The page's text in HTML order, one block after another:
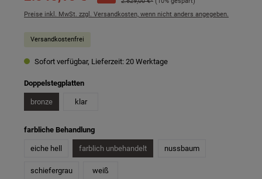
Preise inkl. MwSt. zzgl. Versandkosten, wenn nicht anders angegeben.
Versandkostenfrei
Sofort verfügbar, Lieferzeit: 20 Werktage
Doppelstegplattenauswählen
bronze klar
farbliche Behandlungauswählen
eiche hell farblich unbehandelt nussbaum
schiefergrau weiß